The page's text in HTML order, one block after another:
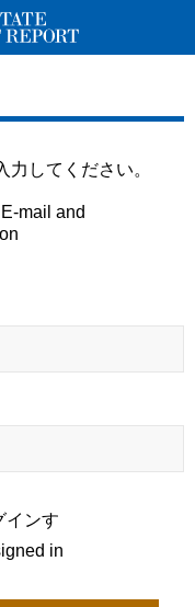
力してください。
mail and
インす
in